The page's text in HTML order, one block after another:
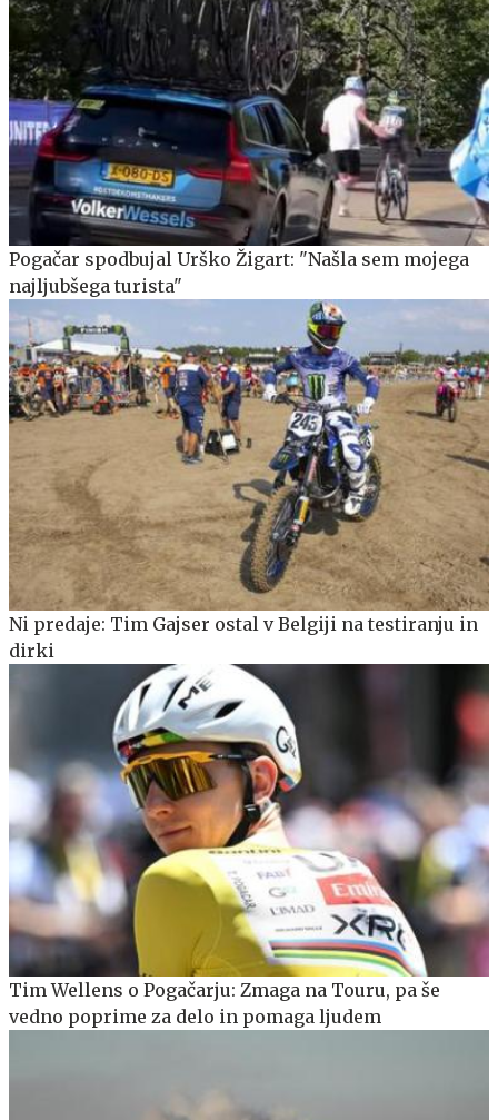
Pogačar spodbujal Urško Žigart: "Našla sem mojega
najljubšega turista"
Ni predaje: Tim Gajser ostal v Belgiji na testiranju in
dirki
Tim Wellens o Pogačarju: Zmaga na Touru, pa še
vedno poprime za delo in pomaga ljudem